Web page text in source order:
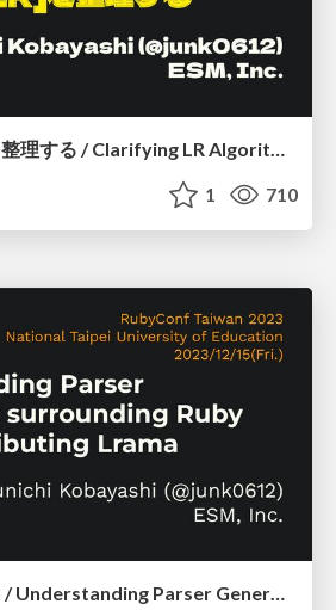
「ナントカLR」を整理する / Clarifying LR Algorithms
1 710
RubyConf Taiwan / Understanding Parser Generators surrounding Ruby with Contributing Lrama